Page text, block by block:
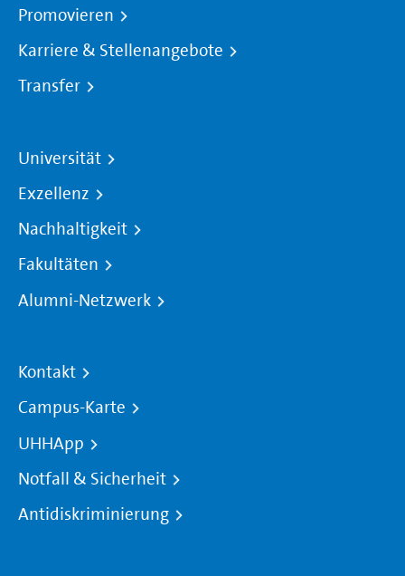
Promovieren
Karriere & Stellenangebote
Transfer
Universität
Exzellenz
Nachhaltigkeit
Fakultäten
Alumni-Netzwerk
Kontakt
Campus-Karte
UHHApp
Notfall & Sicherheit
Antidiskriminierung